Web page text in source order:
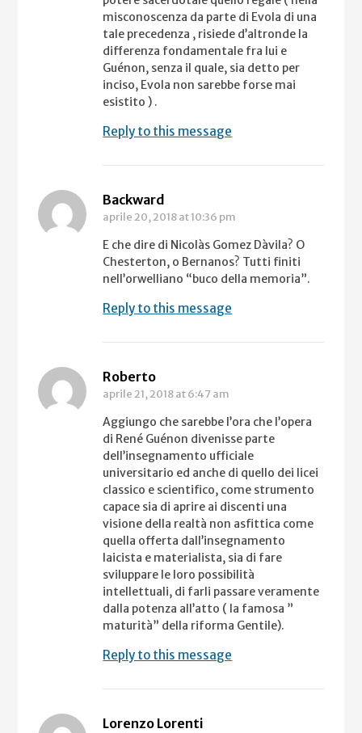
misconoscenza da parte di Evola di una
tale precedenza , risiede d’altronde la
differenza fondamentale fra lui e
Guénon, senza il quale, sia detto per
inciso, Evola non sarebbe forse mai
esistito ) .
Reply to this message
Backward
aprile 20, 2018at 10:36 pm
E che dire di Nicolàs Gomez Dàvila? O
Chesterton, o Bernanos? Tutti finiti
nell’orwelliano “buco della memoria”.
Reply to this message
Roberto
aprile 21, 2018at 6:47 am
Aggiungo che sarebbe l’ora che l’opera
di René Guénon divenisse parte
dell’insegnamento ufficiale
universitario ed anche di quello dei licei
classico e scientifico, come strumento
capace sia di aprire ai discenti una
visione della realtà non asfittica come
quella offerta dall’insegnamento
laicista e materialista, sia di fare
sviluppare le loro possibilità
intellettuali, di farli passare veramente
dalla potenza all’atto ( la famosa ”
maturità” della riforma Gentile).
Reply to this message
Lorenzo Lorenti